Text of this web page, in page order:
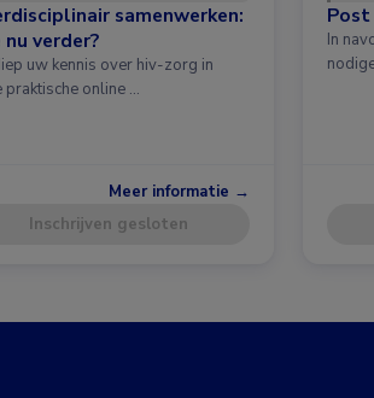
samenwerken:
nu verder?
uw kennis over hiv-zorg in
praktische online …
Meer informatie →
Inschrijven gesloten
Post
In